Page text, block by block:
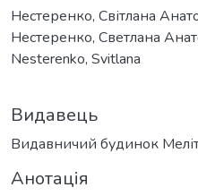
Нестеренко, Світлана
Нестеренко, Светлана
Nesterenko, Svitlana
Видавець
Видавничий будинок
Анотація